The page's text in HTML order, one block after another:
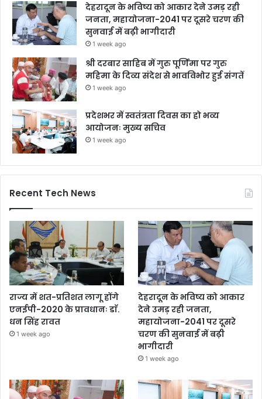
देहरादून के भविष्य को आकार देने उमड़ रही
जनता, महायोजना-2041 पर दूसरे चरण की
सुनवाई में बढ़ी भागीदारी
1 week ago
श्री दरबार साहिब में गुरु पूर्णिमा पर गुरु
महिमा के दिव्य संदेश से भावविभोर हुई संगतें
1 week ago
प्रदेशभर में स्वतंत्रता दिवस का हो भव्य
आयोजनः मुख्य सचिव
1 week ago
Recent Tech News
राज्य में शत-प्रतिशत लागू होंगे
एनईपी-2020 के प्रावधानः डाॅ.
धन सिंह रावत
1 week ago
देहरादून के भविष्य को आकार
देने उमड़ रही जनता,
महायोजना-2041 पर दूसरे
चरण की सुनवाई में बढ़ी
भागीदारी
1 week ago